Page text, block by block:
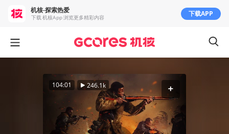
104:01 246.1k
机核-探索热爱
下载 机核App 浏览更多精彩内容 下载APP